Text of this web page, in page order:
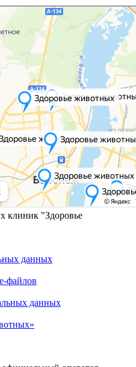
клиник "Здоровье
данных
файлов
данных